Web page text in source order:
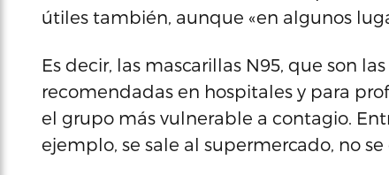
útiles también, aunque «en algunos
Es decir, las mascarillas N95, que son
recomendadas en hospitales y para
el grupo más vulnerable a contagio.
ejemplo, se sale al supermercado, no